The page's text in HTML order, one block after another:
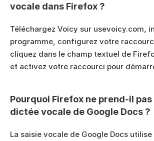
vocale dans Firefox ?
Téléchargez Voicy sur usevoicy.com,
programme, configurez votre
cliquez dans le champ textuel de
et activez votre raccourci pour
Pourquoi Firefox ne prend-il
dictée vocale de Google Docs ?
La saisie vocale de Google Docs utilise